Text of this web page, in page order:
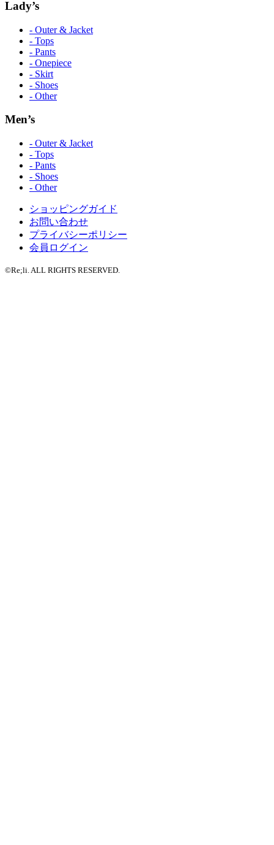
Lady’s
- Outer & Jacket
- Tops
- Pants
- Onepiece
- Skirt
- Shoes
- Other
Men’s
- Outer & Jacket
- Tops
- Pants
- Shoes
- Other
ショッピングガイド
お問い合わせ
プライバシーポリシー
会員ログイン
©Re;li. ALL RIGHTS RESERVED.